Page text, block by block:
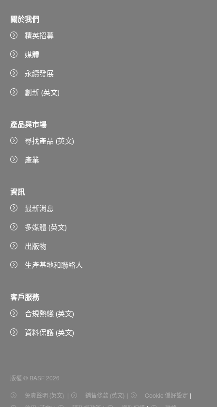
關於我們
精英招募
媒體
永續發展
創新 (英文)
產品與市場
尋找產品 (英文)
產業
資訊
最新消息
多媒體 (英文)
出版物
生產基地和聯絡人
客戶服務
合規熱綫 (英文)
資料保護 (英文)
版權 © BASF 2026
免責聲明 (英文) 銷售條款 (英文)
Cookie 偏好設定